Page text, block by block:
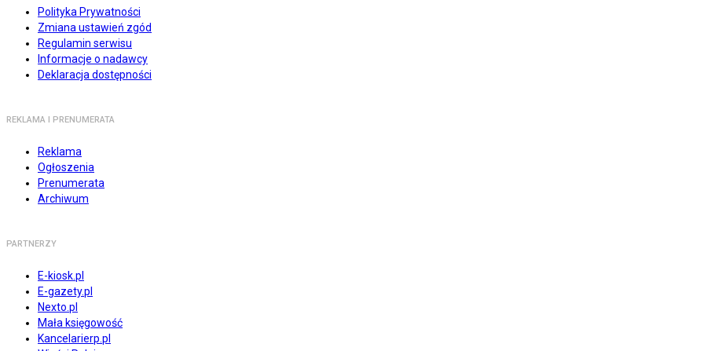
Polityka Prywatności
Zmiana ustawień zgód
Regulamin serwisu
Informacje o nadawcy
Deklaracja dostępności
REKLAMA I PRENUMERATA
Reklama
Ogłoszenia
Prenumerata
Archiwum
PARTNERZY
E-kiosk.pl
E-gazety.pl
Nexto.pl
Mała księgowość
Kancelarierp.pl